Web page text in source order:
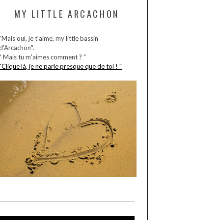
MY LITTLE ARCACHON
oui, je t'aime, my little bassin
Mais tu m'aimes comment ? "
là, je ne parle presque que de toi ! "